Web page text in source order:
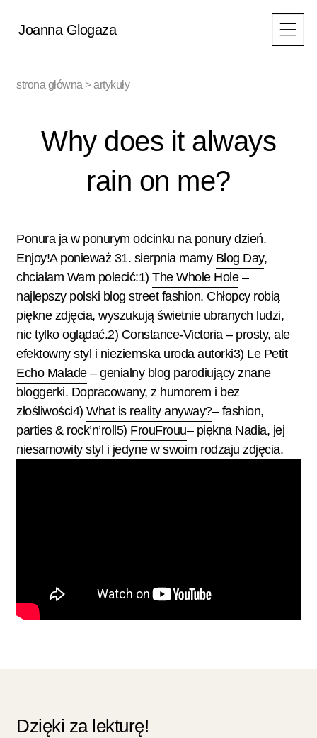
Joanna Glogaza
strona główna >artykuły
Why does it always
rain on me?
Ponura ja w ponurym odcinku na ponury dzień.
Enjoy!A ponieważ 31. sierpnia mamy Blog Day,
chciałam Wam polecić:1) The Whole Hole–
najlepszy polski blog street fashion. Chłopcy robią
piękne zdjęcia, wyszukują świetnie ubranych ludzi,
nic tylko oglądać.2) Constance-Victoria– prosty, ale
efektowny styl i nieziemska uroda autorki3) Le Petit
Echo Malade– genialny blog parodiujący znane
bloggerki. Dopracowany, z humorem i bez
złośliwości4) What is reality anyway?– fashion,
parties & rock’n’roll5) FrouFrouu– piękna Nadia, jej
niesamowity styl i jedyne w swoim rodzaju zdjęcia.
Dzięki za lekturę!